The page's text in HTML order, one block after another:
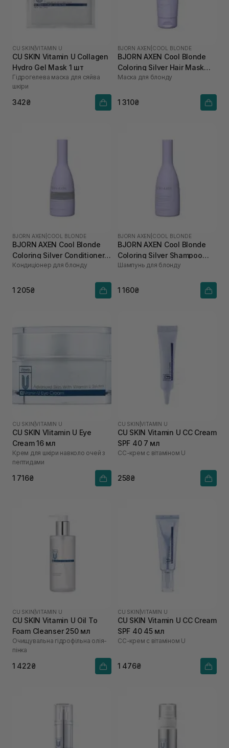
CU SKIN |VITAMIN U
CU SKIN Vitamin U Collagen
Hydro Gel Mask 1 шт
Гідрогелева маска для сяйва
шкіри
342₴
BJORN AXEN COOL BLONDE
BJORN AXEN Cool Blonde
Coloring Silver Hair Mask
200 мл
Маска для блонду
1 310₴
BJORN AXEN COOL BLONDE
BJORN AXEN Cool Blonde
Coloring Silver Conditioner
250 мл
Кондиціонер для блонду
1 205₴
BJORN AXEN COOL BLONDE
BJORN AXEN Cool Blonde
Coloring Silver Shampoo
250 мл
Шампунь для блонду
1 160₴
CU SKIN |VITAMIN U
CU SKIN VIitamin U Eye
Cream 16 мл
Крем для шкіри навколо очей з
пептидами
1 716₴
CU SKIN |VITAMIN U
CU SKIN Vitamin U CC Cream
SPF 40 7 мл
СС-крем с вітаміном U
258₴
CU SKIN |VITAMIN U
CU SKIN Vitamin U Oil To
Foam Cleanser 250 мл
Очищувальна гідрофільна олія-
пінка
1 422₴
CU SKIN |VITAMIN U
CU SKIN Vitamin U CC Cream
SPF 40 45 мл
СС-крем с вітаміном U
1 476₴